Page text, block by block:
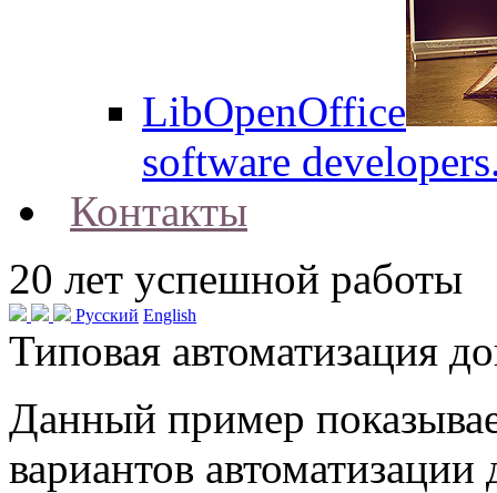
LibOpenOffice
software
Контакты
20 лет успешной работы
Русский English
Типовая автоматизация
Данный пример
вариантов